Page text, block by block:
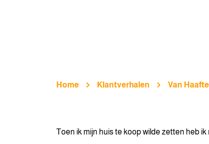
Home Klantverhalen Van
Toen ik mijn huis te koop wilde zetten heb